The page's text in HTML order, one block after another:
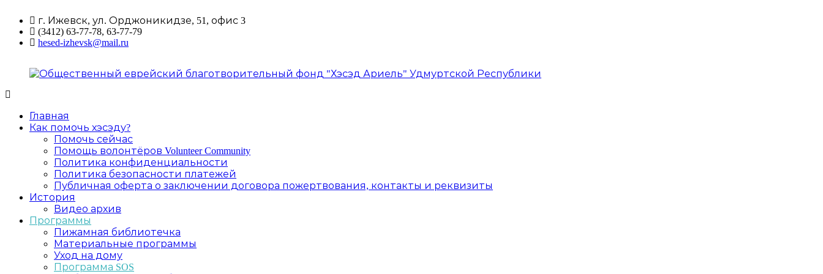
содержимому
г. Ижевск, ул. Орджоникидзе, 51, офис 3
(3412) 63-77-78, 63-77-79
hesed-izhevsk@mail.ru
еврейский
благотворительный
Ариель"
Удмуртской
Республики
Главная
Как помочь хэсэду?
Помочь сейчас
Помощь волонтёров Volunteer Community
Политика конфиденциальности
Политика безопасности платежей
Публичная оферта о заключении договора пожертвования, контакты и реквизиты
История
Видео архив
Программы
Пижамная библиотечка
Материальные программы
Уход на дому
Программа SOS